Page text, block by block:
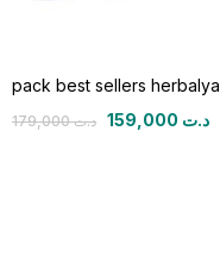
pack best sellers herbalya
د.ت179,000 د.ت